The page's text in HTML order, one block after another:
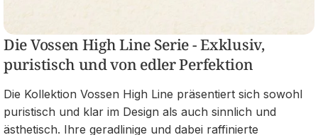
Die Vossen High Line Serie - Exklusiv,
puristisch und von edler Perfektion
Die Kollektion Vossen High Line präsentiert sich sowohl
puristisch und klar im Design als auch sinnlich und
ästhetisch. Ihre geradlinige und dabei raffinierte